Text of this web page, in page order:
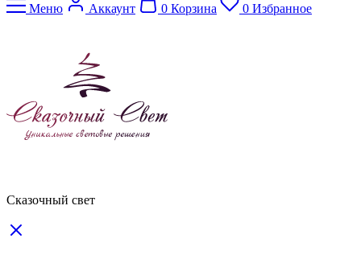
Меню Аккаунт 0 Корзина 0 Избранное
Сказочный свет